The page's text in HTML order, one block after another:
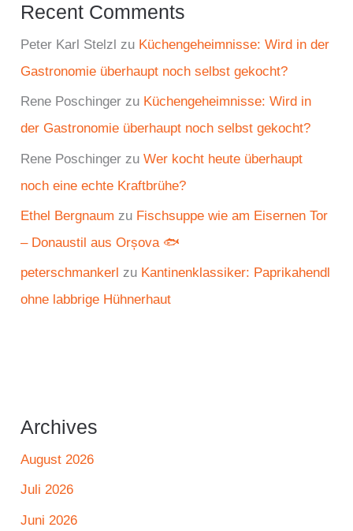
Recent Comments
Peter Karl Stelzl zu Küchengeheimnisse: Wird in der
Gastronomie überhaupt noch selbst gekocht?
Rene Poschinger zu Küchengeheimnisse: Wird in
der Gastronomie überhaupt noch selbst gekocht?
Rene Poschinger zuWer kocht heute überhaupt
noch eine echte Kraftbrühe?
Ethel Bergnaum zu Fischsuppe wie am Eisernen Tor
– Donaustil aus Orșova 🐟
peterschmankerl zu Kantinenklassiker: Paprikahendl
ohne labbrige Hühnerhaut
Archives
August 2026
Juli 2026
Juni 2026